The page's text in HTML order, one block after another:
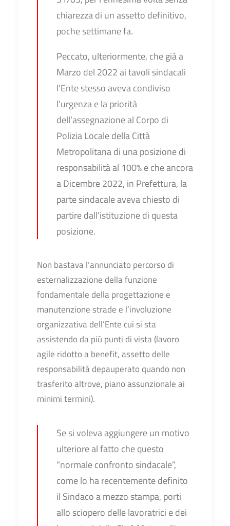
chiarezza di un assetto definitivo,
poche settimane fa.
Peccato, ulteriormente, che già a
Marzo del 2022 ai tavoli sindacali
l’Ente stesso aveva condiviso
l’urgenza e la priorità
dell’assegnazione al Corpo di
Polizia Locale della Città
Metropolitana di una posizione di
responsabilità al 100% e che ancora
a Dicembre 2022, in Prefettura, la
parte sindacale aveva chiesto di
partire dall’istituzione di questa
posizione.
Non bastava l’annunciato percorso di
esternalizzazione della funzione
fondamentale della progettazione e
manutenzione strade e l’involuzione
organizzativa dell’Ente cui si sta
assistendo da più punti di vista (lavoro
agile ridotto a benefit, assetto delle
responsabilità depauperato quando non
trasferito altrove, piano assunzionale ai
minimi termini).
Se si voleva aggiungere un motivo
ulteriore al fatto che questo
“normale confronto sindacale”,
come lo ha recentemente definito
il Sindaco a mezzo stampa, porti
allo sciopero delle lavoratrici e dei